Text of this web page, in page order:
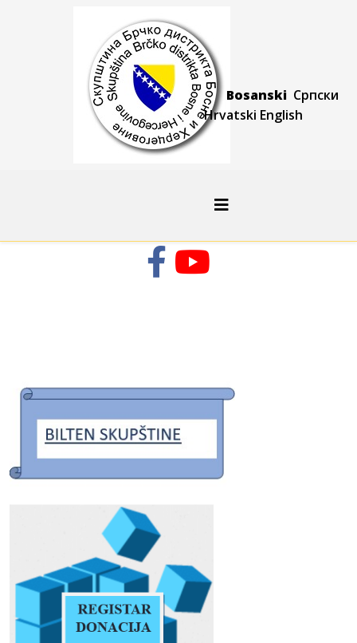
Bosanski Српски
Hrvatski English